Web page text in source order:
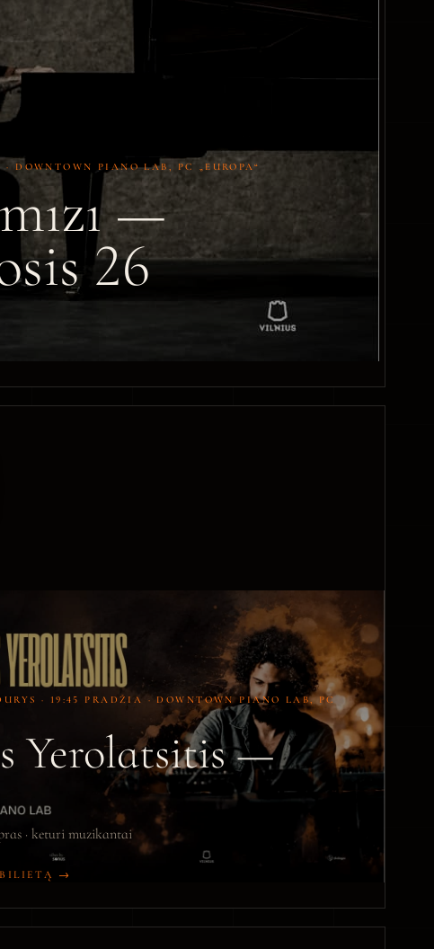
DOWNTOWN PIANO LAB, PC „EUROPA“
—
26
· 19:45 PRADŽIA · DOWNTOWN PIANO LAB, PC
Yerolatsitis —
· keturi muzikantai
→